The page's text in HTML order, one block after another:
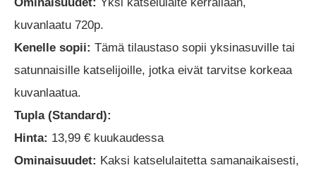
kuvanlaatu 720p.
Kenelle sopii: Tämä tilaustaso sopii yksinasuville tai
satunnaisille katselijoille, jotka eivät tarvitse korkeaa
kuvanlaatua.
Tupla (Standard):
Hinta: 13,99 € kuukaudessa
Ominaisuudet: Kaksi katselulaitetta samanaikaisesti,